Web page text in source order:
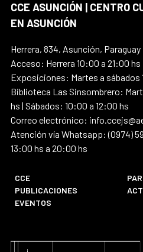
CCE ASUNCIÓN | CENTRO
EN ASUNCIÓN
Herrera, 834, Asunción, Paraguay
Acceso: Herrera 10:00 a 21:00 hs
Exposiciones: Martes a sábados
Biblioteca Las Sinsombrero:
hs | Sábados: 10:00 a 12:00 hs
Correo electrónico:
Atención vía Whatsapp: (0974)
13:00 hs a 20:00 hs
CCE
PUBLICACIONES
EVENTOS